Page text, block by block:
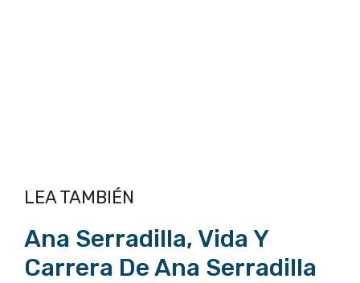
LEA TAMBIÉN
Ana Serradilla, Vida Y
Carrera De Ana Serradilla